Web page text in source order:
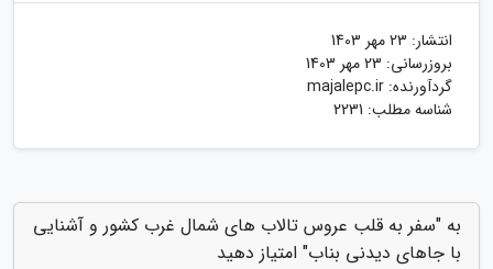
انتشار: 23 مهر 1403
بروزرسانی: 23 مهر 1403
گردآورنده: majalepc.ir
شناسه مطلب: 2231
به "سفر به قلب عروس تالاب های شمال غرب کشور و آشنایی
با جاهای دیدنی بناب" امتیاز دهید